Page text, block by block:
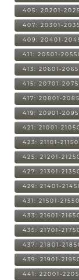
405: 20201-
407: 20301-
409: 20401-
411: 20501-
413: 20601-
415: 20701-
417: 20801-
419: 20901-
421: 21001-
423: 21101-21150
425: 21201-
427: 21301-
429: 21401-
431: 21501-21550
433: 21601-
435: 21701-
437: 21801-
439: 21901-
441: 22001-